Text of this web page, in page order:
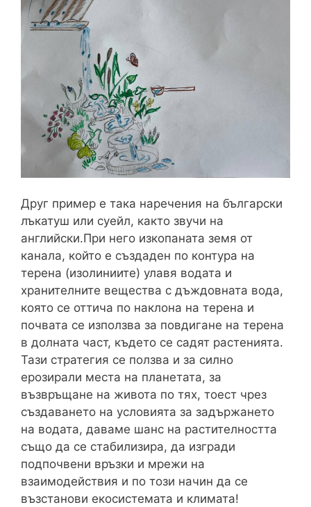
Друг пример е така наречения на български
лъкатуш или суейл, както звучи на
английски.При него изкопаната земя от
канала, който е създаден по контура на
терена (изолиниите) улавя водата и
хранителните вещества с дъждовната вода,
която се оттича по наклона на терена и
почвата се използва за повдигане на терена
в долната част, където се садят растенията.
Тази стратегия се ползва и за силно
ерозирали места на планетата, за
възвръщане на живота по тях, тоест чрез
създаването на условията за задържането
на водата, даваме шанс на растителността
също да се стабилизира, да изгради
подпочвени връзки и мрежи на
взаимодействия и по този начин да се
възстанови екосистемата и климата!